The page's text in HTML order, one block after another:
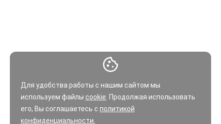
Для удобства работы с нашим сайтом мы
используем файлы cookie . Продолжая использовать
его, Вы соглашаетесь с политикой
конфиденциальности.